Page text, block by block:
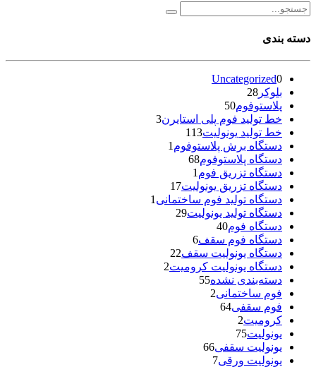
دسته بندی
Uncategorized0
بلوکر 28
پلاستوفوم50
خط تولید فوم پلی استایرن3
خط تولید یونولیت113
دستگاه برش پلاستوفوم 1
دستگاه پلاستوفوم68
دستگاه تزریق فوم 1
دستگاه تزریق یونولیت17
دستگاه تولید فوم ساختمانی 1
دستگاه تولید یونولیت29
دستگاه فوم40
دستگاه فوم سقف6
دستگاه یونولیت سقف22
دستگاه یونولیت کرومیت2
دسته‌بندی نشده55
فوم ساختمانی2
فوم سقفی64
کرومیت2
یونولیت75
یونولیت سقفی66
یونولیت ورقی7